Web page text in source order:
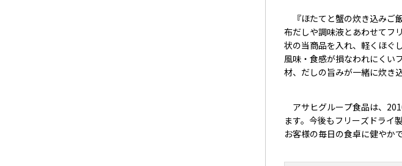
『ほたてと蟹の炊き込みご飯の
布だしや調味液とあわせてフ
状の当商品を入れ、軽くほぐ
風味・食感が損なわれにくい
材、だしの旨みが一緒に炊き
アサヒグループ食品は、
ます。今後もフリーズドライ
お客様の毎日の食卓に健やか